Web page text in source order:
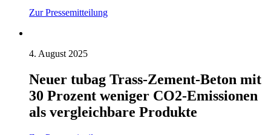
Zur Pressemitteilung
4. August 2025
Neuer tubag Trass-Zement-Beton mit
30 Prozent weniger CO2-Emissionen
als vergleichbare Produkte